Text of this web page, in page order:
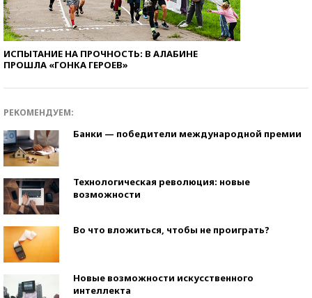
ИСПЫТАНИЕ НА ПРОЧНОСТЬ: В АЛАБИНЕ
ПРОШЛА «ГОНКА ГЕРОЕВ»
РЕКОМЕНДУЕМ:
Банки — победители международной премии
Технологическая революция: новые
возможности
Во что вложиться, чтобы не проиграть?
Новые возможности искусственного
интеллекта